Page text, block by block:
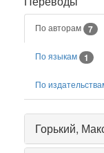
По авторам 7
По языкам 1
По
Горький,